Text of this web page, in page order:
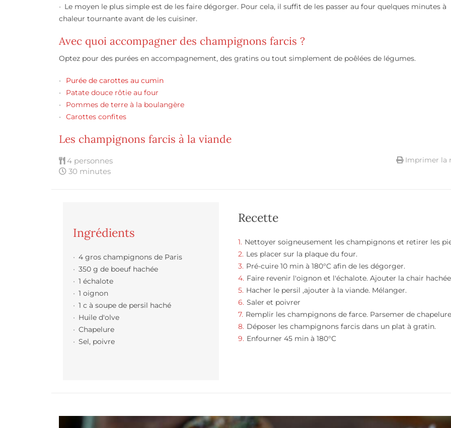
Le moyen le plus simple est de les faire dégorger. Pour cela, il suffit de les passer au four quelques minutes à
chaleur tournante avant de les cuisiner.
Avec quoi accompagner des champignons farcis ?
Optez pour des purées en accompagnement, des gratins ou tout simplement de poêlées de légumes.
Purée de carottes au cumin
Patate douce rôtie au four
Pommes de terre à la boulangère
Carottes confites
Les champignons farcis à la viande
4 personnes
30 minutes
Imprimer la
Ingrédients
4 gros champignons de Paris
350 g de boeuf hachée
1 échalote
1 oignon
1 c à soupe de persil haché
Huile d'olve
Chapelure
Sel, poivre
Recette
Nettoyer soigneusement les champignons et retirer les
Les placer sur la plaque du four.
Pré-cuire 10 min à 180°C afin de les dégorger.
Faire revenir l'oignon et l'échalote. Ajouter la chair
Hacher le persil ,ajouter à la viande. Mélanger.
Saler et poivrer
Remplir les champignons de farce. Parsemer de
Déposer les champignons farcis dans un plat à gratin.
Enfourner 45 min à 180°C